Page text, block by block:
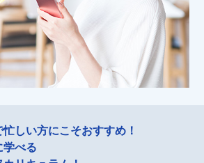
忙しい方にこそおすすめ！
学べる